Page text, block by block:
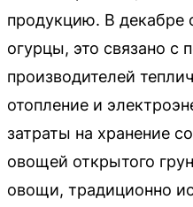
продукцию. В декабре
огурцы, это связано с
производителей
отопление и
затраты на хранение
овощей открытого
овощи, традиционно